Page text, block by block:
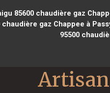
85600 chaudière gaz
chaudière gaz Chappee à
95500